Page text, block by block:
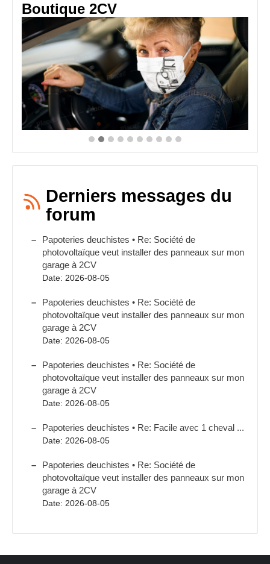
Boutique 2CV
Derniers messages du
forum
Papoteries deuchistes • Re: Société de
photovoltaïque veut installer des panneaux sur mon
garage à 2CV
Date: 2026-08-05
Papoteries deuchistes • Re: Société de
photovoltaïque veut installer des panneaux sur mon
garage à 2CV
Date: 2026-08-05
Papoteries deuchistes • Re: Société de
photovoltaïque veut installer des panneaux sur mon
garage à 2CV
Date: 2026-08-05
Papoteries deuchistes • Re: Facile avec 1 cheval ...
Date: 2026-08-05
Papoteries deuchistes • Re: Société de
photovoltaïque veut installer des panneaux sur mon
garage à 2CV
Date: 2026-08-05